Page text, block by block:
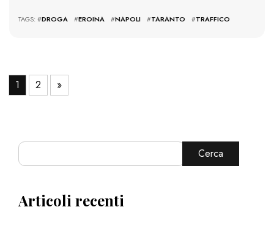
TAGS: #DROGA #EROINA #NAPOLI #TARANTO #TRAFFICO
1 2 »
Cerca
Articoli recenti